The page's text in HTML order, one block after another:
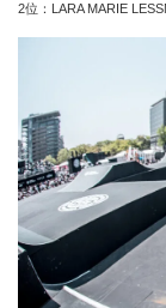
2位：LARA MARIE